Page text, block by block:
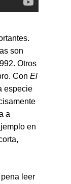
son
Otros
Con El
especie
a
en
leer